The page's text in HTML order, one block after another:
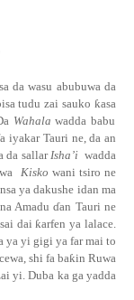
da wasu abubuwa da
tudu zai saukoƙasa
Wahala wadda babu
iyakar Tauri ne, da an
da sallarIsha’i wadda
Kisko wani tsiro ne
ya dakushe idan ma
Amadu ɗan Tauri ne
sai daiƙarfen ya lalace.
ya yi gigi ya far mai to
shi fa baƙin Ruwa
yi. Duba ka ga yadda